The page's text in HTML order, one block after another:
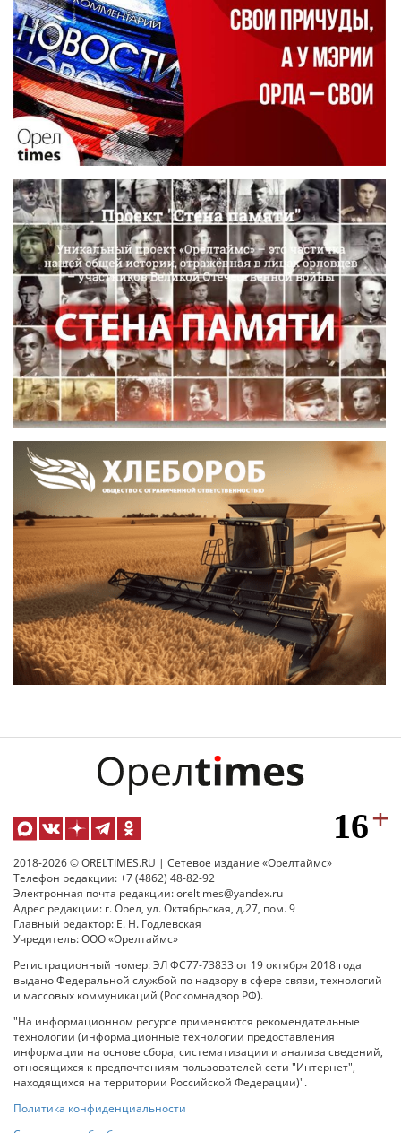
2018-2026 © ORELTIMES.RU | Сетевое издание «Орелтаймс»
Телефон редакции: +7 (4862) 48-82-92
Электронная почта редакции: oreltimes@yandex.ru
Адрес редакции: г. Орел, ул. Октябрьская, д.27, пом. 9
Главный редактор: Е. Н. Годлевская
Учредитель: ООО «Орелтаймс»
Регистрационный номер: ЭЛ ФС77-73833 от 19 октября 2018 года
выдано Федеральной службой по надзору в сфере связи, технологий
и массовых коммуникаций (Роскомнадзор РФ).
"На информационном ресурсе применяются рекомендательные
технологии (информационные технологии предоставления
информации на основе сбора, систематизации и анализа сведений,
относящихся к предпочтениям пользователей сети "Интернет",
находящихся на территории Российской Федерации)".
Политика конфиденциальности